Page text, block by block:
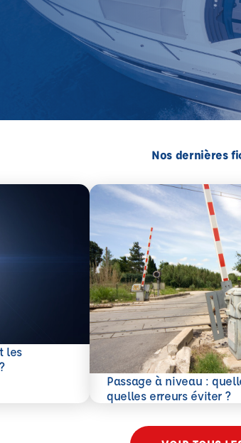
Nos dernières
les
Passage à niveau :
quelles erreurs éviter ?
En savoir plus